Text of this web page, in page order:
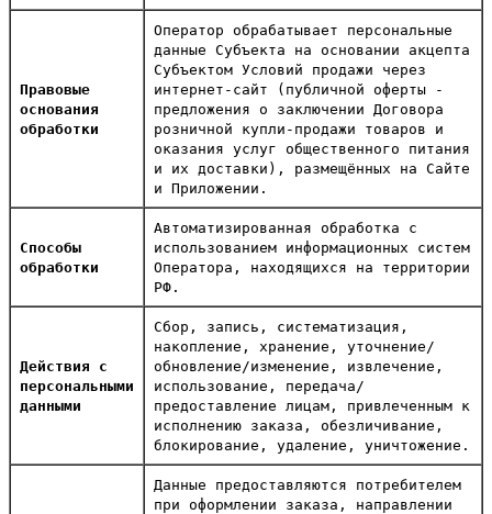
Правовые
основания
обработки
Оператор обрабатывает персональные
данные Субъекта на основании акцепта
Субъектом Условий продажи через
интернет-сайт (публичной оферты -
предложения о заключении Договора
розничной купли-продажи товаров и
оказания услуг общественного питания
и их доставки), размещённых на Сайте
и Приложении.
Способы
обработки
Автоматизированная обработка с
использованием информационных систем
Оператора, находящихся на территории
РФ.
Действия с
персональными
данными
Сбор, запись, систематизация,
накопление, хранение, уточнение/
обновление/изменение, извлечение,
использование, передача/
предоставление лицам, привлеченным к
исполнению заказа, обезличивание,
блокирование, удаление, уничтожение.
Данные предоставляются потребителем
при оформлении заказа, направлении